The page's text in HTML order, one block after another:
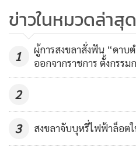
4,177
กทม.
คดี
ข่าวในหมวดล่าสุด
1
ผู้การสงขลาสั่งฟัน “ดาบ
ออกจากราชการ ตั้งกรรม
2
3 สงขลาจับบุหรี่ไฟฟ้าล็อต